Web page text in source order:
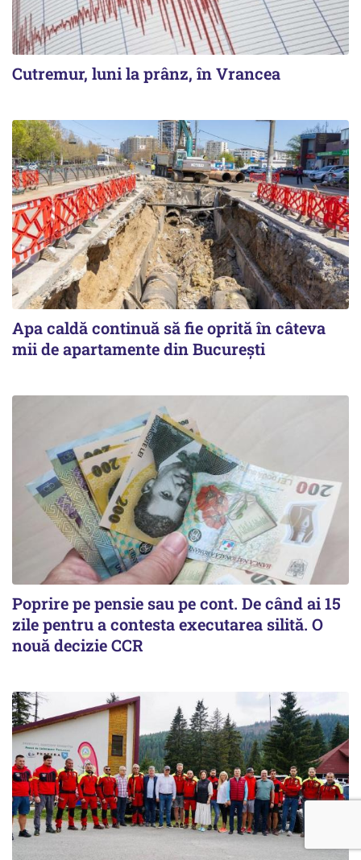
Cutremur, luni la prânz, în Vrancea
Apa caldă continuă să fie oprită în câteva
mii de apartamente din București
Poprire pe pensie sau pe cont. De când ai 15
zile pentru a contesta executarea silită. O
nouă decizie CCR